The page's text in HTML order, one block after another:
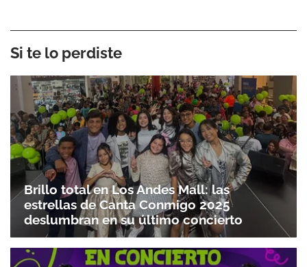
Si te lo perdiste
Brillo total en Los Andes Mall: las
estrellas de Canta Conmigo 2025
deslumbran en su último concierto